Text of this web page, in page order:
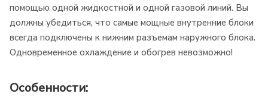
помощью одной жидкостной и одной газовой линий. Вы
должны убедиться, что самые мощные внутренние блоки
всегда подключены к нижним разъемам наружного блока.
Одновременное охлаждение и обогрев невозможно!
Особенности: